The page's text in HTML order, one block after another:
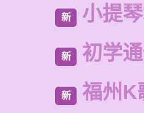
新 小提
新 初学
新 福州K